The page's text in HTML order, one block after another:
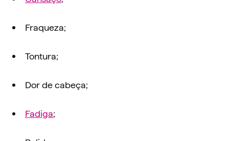
Fraqueza;
Tontura;
Dor de cabeça;
Fadiga;